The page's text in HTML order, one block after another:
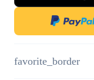
favorite_border